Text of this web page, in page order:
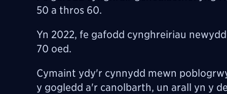
50 a thros 60.
Yn 2022, fe gafodd cynghreiriau
70 oed.
Cymaint ydy'r cynnydd mewn
y gogledd a'r canolbarth, un arall yn y